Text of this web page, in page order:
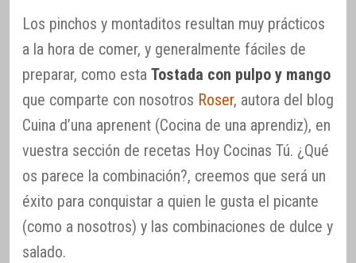
Los pinchos y montaditos resultan muy prácticos
a la hora de comer, y generalmente fáciles de
preparar, como esta Tostada con pulpo y mango
que comparte con nosotros Roser, autora del blog
Cuina d’una aprenent (Cocina de una aprendiz), en
vuestra sección de recetas Hoy Cocinas Tú. ¿Qué
os parece la combinación?, creemos que será un
éxito para conquistar a quien le gusta el picante
(como a nosotros) y las combinaciones de dulce y
salado.